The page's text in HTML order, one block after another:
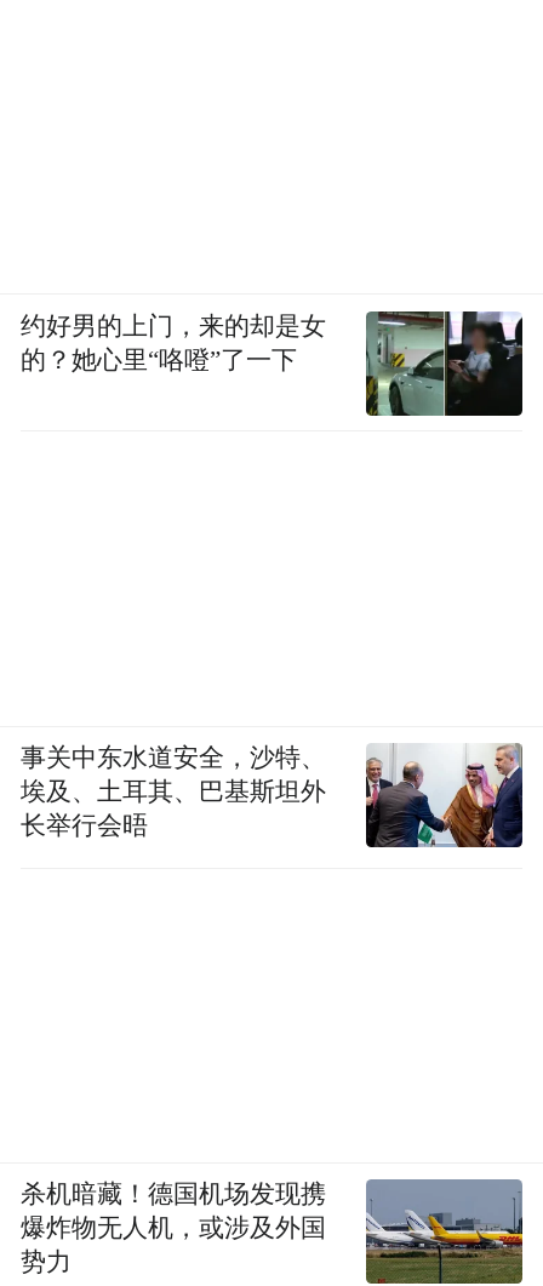
约好男的上门，来的却是女
的？她心里“咯噔”了一下
事关中东水道安全，沙特、
埃及、土耳其、巴基斯坦外
长举行会晤
杀机暗藏！德国机场发现携
爆炸物无人机，或涉及外国
势力